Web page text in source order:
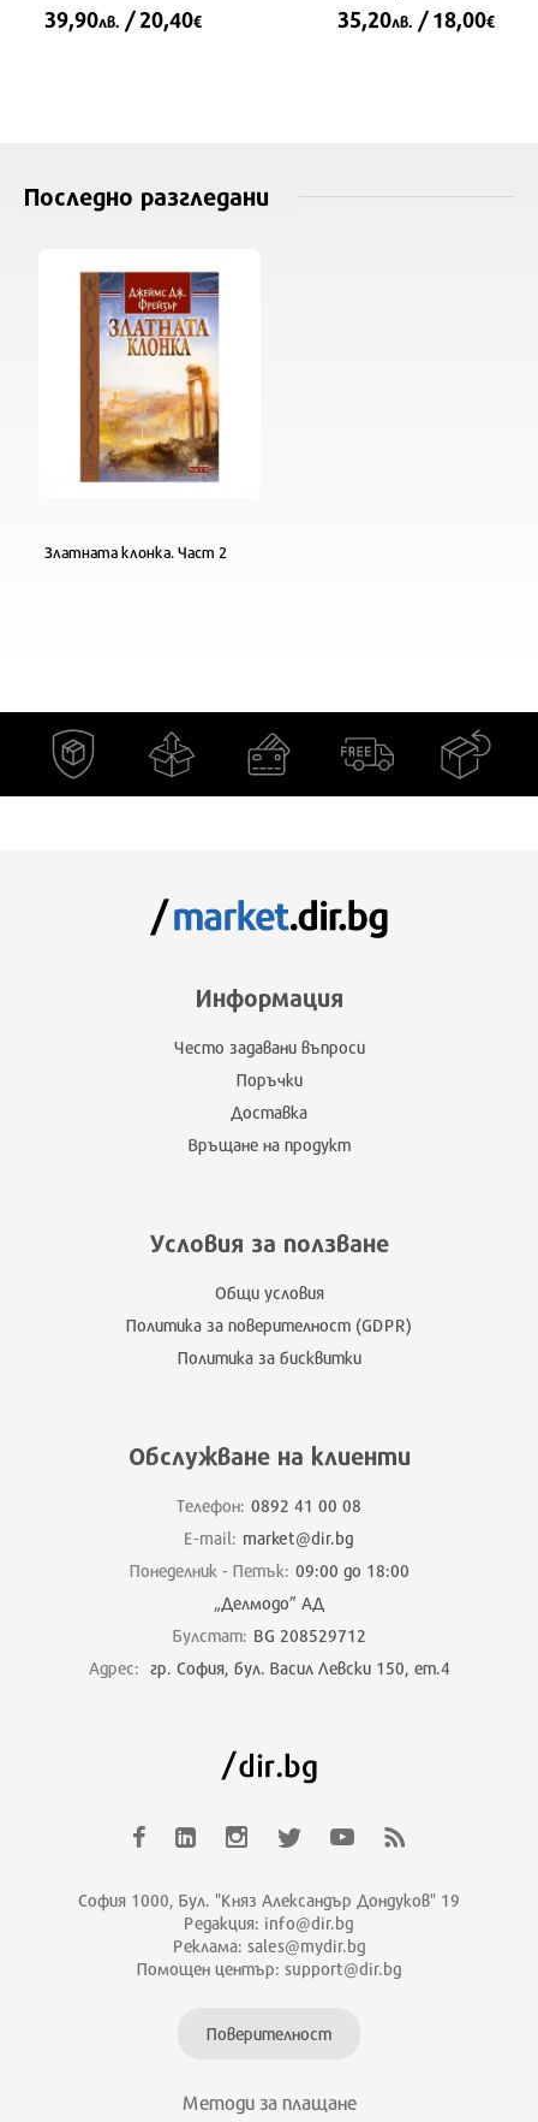
39,90лв. / 20,40€ 35,20лв. / 18,00€
Последно разгледани
Златната клонка. Част 2
Информация
Често задавани въпроси
Поръчки
Доставка
Връщане на продукт
Условия за ползване
Общи условия
Политика за поверителност (GDPR)
Политика за бисквитки
Обслужване на клиенти
Телефон: 0892 41 00 08
E-mail: market@dir.bg
Понеделник - Петък: 09:00 до 18:00
„Делмодо” АД
Булстат: BG 208529712
Адрес: гр. София, бул. Васил Левски 150, ет.4
София 1000, Бул. "Княз Александър Дондуков" 19
Редакция: info@dir.bg
Реклама: sales@mydir.bg
Помощен център: support@dir.bg
Поверителност
Методи за плащане